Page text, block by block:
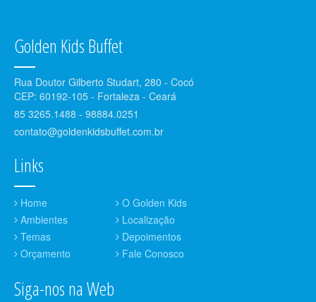
Golden Kids Buffet
Rua Doutor Gilberto Studart, 280 - Cocó
CEP: 60192-105 - Fortaleza - Ceará
85 3265.1488 - 98884.0251
contato@goldenkidsbuffet.com.br
Links
Home
O Golden Kids
Ambientes
Localização
Temas
Depoimentos
Orçamento
Fale Conosco
Siga-nos na Web